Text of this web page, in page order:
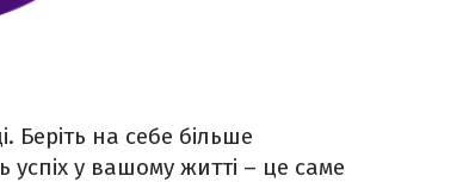
Беріть на себе більше
у вашому житті – це саме